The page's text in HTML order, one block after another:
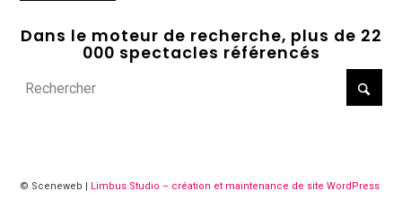
Dans le moteur de recherche, plus de 22
000 spectacles référencés
© Sceneweb | Limbus Studio – création et maintenance de site WordPress